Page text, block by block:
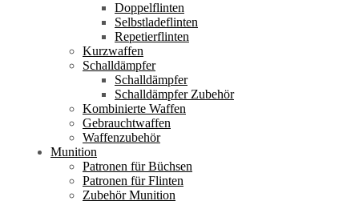
Doppelflinten
Selbstladeflinten
Repetierflinten
Kurzwaffen
Schalldämpfer
Schalldämpfer
Schalldämpfer Zubehör
Kombinierte Waffen
Gebrauchtwaffen
Waffenzubehör
Munition
Patronen für Büchsen
Patronen für Flinten
Zubehör Munition